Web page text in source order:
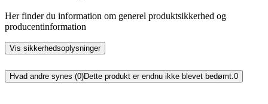
Her finder du information om generel produktsikkerhed og
producentinformation
Vis sikkerhedsoplysninger
Hvad andre synes (0)Dette produkt er endnu ikke blevet bedømt. 0